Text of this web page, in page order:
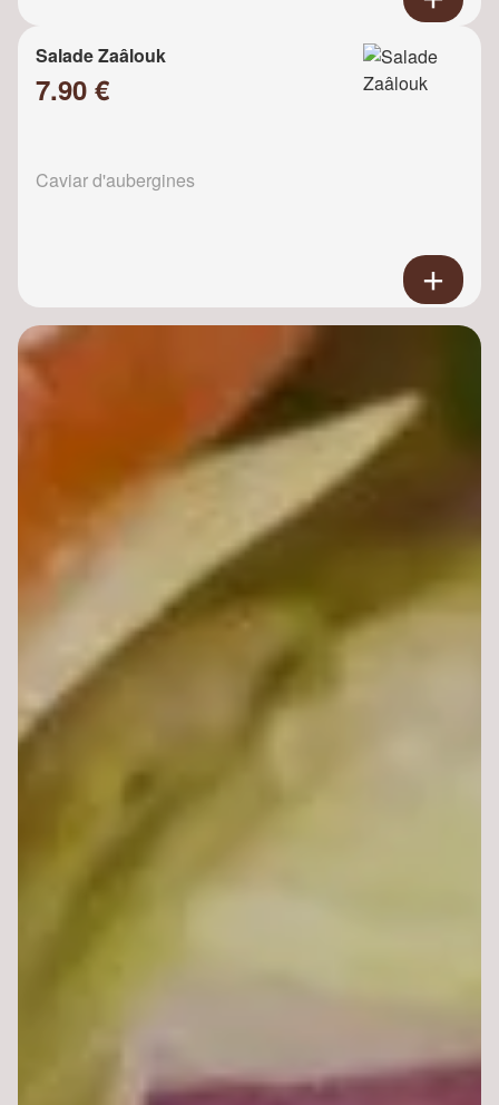
Salade Zaâlouk
7.90 €
Caviar d'aubergines